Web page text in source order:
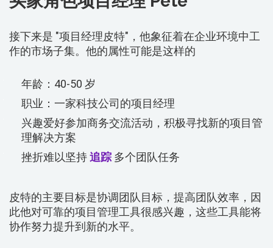
接下来是 "项目经理皮特"，他象征着在企业环境中工
作的市场子集。他的属性可能是这样的
年龄：40-50 岁
职业：一家科技公司的项目经理
兴趣爱好参加商务交流活动，积极寻找新的项目管
理解决方案
挫折难以坚持追踪 多个团队任务
皮特的主要目标是协调团队目标，提高团队效率，因
此他对可靠的项目管理工具很感兴趣，这些工具能将
协作努力提升到新的水平。